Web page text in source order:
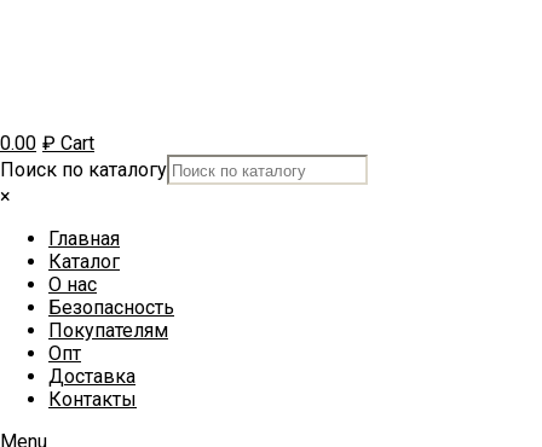
0.00 ₽ Cart
Поиск по каталогу
×
Главная
Каталог
О нас
Безопасность
Покупателям
Опт
Доставка
Контакты
Menu